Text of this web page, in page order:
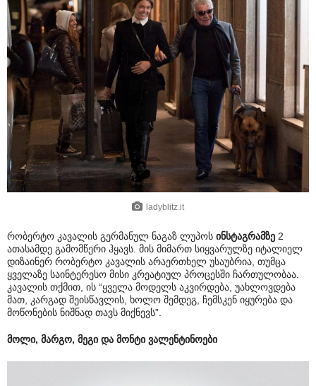
ladyblitz.it
რობერტო კავალის გერმანულ ნაგაზ ლუპოს ინსტაგრამზე 2
ათასამდე გამომწერი ჰყავს. მის მიმართ სიყვარულზე იტალიელ
დიზაინერ რობერტო კავალის არაერთხელ უსაუბრია, თუმცა
ყველაზე საინტერესო მისი კრეატიულ პროცესში ჩართულობაა.
კავალის თქმით, ის “ყველა მოდელს აკვირდება, უახლოვდება
მათ, კარგად შეისწავლის, ხოლო შემდეგ, ჩემსკენ იყურება და
მოწონების ნიშნად თავს მიქნევს”.
მოლი, მარგო, მეგი და მონტი ვალენტინოები